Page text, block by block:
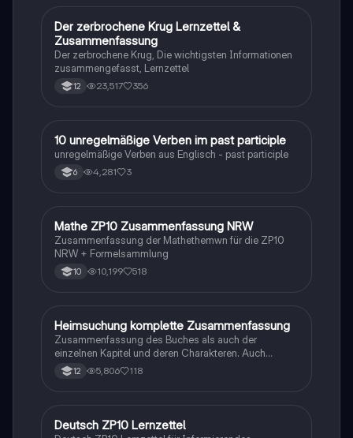
Deutsch
Der zerbrochene Krug Lernzettel &
Zusammenfassung
Der zerbrochene Krug, Die wichtigsten Informationen
zusammengefasst, Lernzettel
12 23,517 356
1 Englisch
10 unregelmäßige Verben im past participle
unregelmäßige Verben aus Englisch - past participle
6 4,281 3
Mathe
Mathe ZP10 Zusammenfassung NRW
Zusammenfassung der Mathethemwn für die ZP10
NRW + Formelsammlung
10 10,199 518
Deutsch
Heimsuchung komplette Zusammenfassung
Zusammenfassung des Buches als auch der
einzelnen Kapitel und deren Charakteren. Auch
tabellarisch. Im Unterricht ohne KI erstellt
12 5,806 118
Deutsch
Deutsch ZP10 Lernzettel